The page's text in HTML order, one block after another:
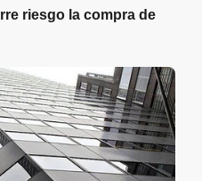
riesgo la compra de